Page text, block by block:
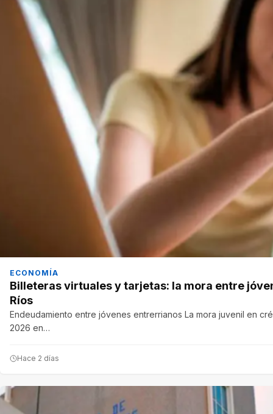
ECONOMÍA
Billeteras virtuales y tarjetas: la mora entre
Ríos
Endeudamiento entre jóvenes entrerrianos La mora juvenil en
2026 en…
Hace 2 días